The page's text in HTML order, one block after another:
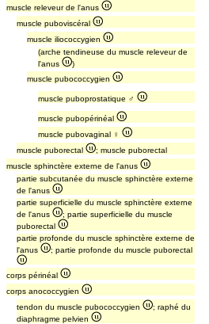
muscle releveur de l'anus
muscle puboviscéral
muscle iliococcygien
(arche tendineuse du muscle releveur de
l'anus
)
muscle pubococcygien
muscle puboprostatique ♂
muscle pubopérinéal
muscle pubovaginal ♀
muscle puborectal
; muscle puborectal
muscle sphinctère externe de l'anus
partie subcutanée du muscle sphinctère externe
de l'anus
partie superficielle du muscle sphinctère externe
de l'anus
; partie superficielle du muscle
puborectal
partie profonde du muscle sphinctère externe de
l'anus
; partie profonde du muscle puborectal
corps périnéal
corps anococcygien
tendon du muscle pubococcygien
; raphé du
diaphragme pelvien